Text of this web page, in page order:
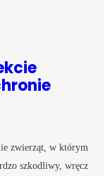
zwierząt, w którym
szkodliwy, wręcz